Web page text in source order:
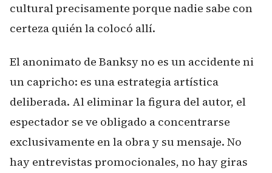
cultural precisamente porque nadie sabe con
certeza quién la colocó allí.
El anonimato de Banksy no es un accidente ni
un capricho: es una estrategia artística
deliberada. Al eliminar la figura del autor, el
espectador se ve obligado a concentrarse
exclusivamente en la obra y su mensaje. No
hay entrevistas promocionales, no hay giras